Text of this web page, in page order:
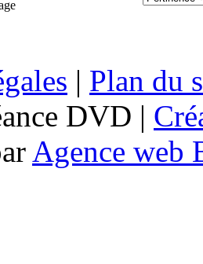
| Plan du
DVD |
Agence web